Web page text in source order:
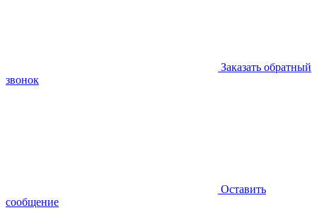
Заказать обратный
звонок
Оставить
сообщение